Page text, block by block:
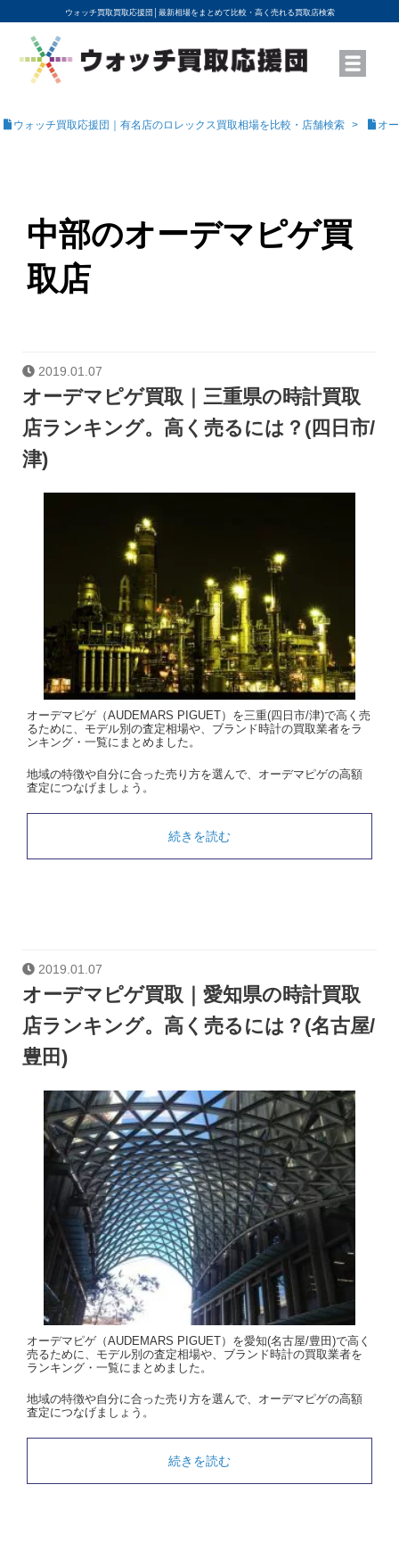
ウォッチ買取買取応援団│ 最新相場をまとめて比較・高く売れる買取店検索
YouTubeで動画を公開中
ROLEXモデル名から買取相場を調べる
高級時計ブランド名から買取相場を調べる
地域から買取店を探す
店舗名から買取店を探す
ブランド時計を高く売る方法
買取査定を依頼する
ウォッチ買取応援団｜有名店のロレックス買取相場を比較・店舗検索 オ
中部のオーデマピゲ買
取店
2019.01.07
オーデマピゲ買取｜三重県の時計買取
店ランキング。高く売るには？(四日市/
津)
オーデマピゲ（AUDEMARS PIGUET）を三重(四日市/津)で高く売
るために、モデル別の査定相場や、ブランド時計の買取業者をラ
ンキング・一覧にまとめました。
地域の特徴や自分に合った売り方を選んで、オーデマピゲの高額
査定につなげましょう。
続きを読む
2019.01.07
オーデマピゲ買取｜愛知県の時計買取
店ランキング。高く売るには？(名古屋/
豊田)
オーデマピゲ（AUDEMARS PIGUET）を愛知(名古屋/豊田)で高く
売るために、モデル別の査定相場や、ブランド時計の買取業者を
ランキング・一覧にまとめました。
地域の特徴や自分に合った売り方を選んで、オーデマピゲの高額
査定につなげましょう。
続きを読む